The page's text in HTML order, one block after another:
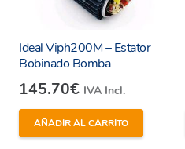
Ideal Viph200M – Estator
Bobinado Bomba
145.70€ IVA Incl.
AÑADIR AL CARRITO